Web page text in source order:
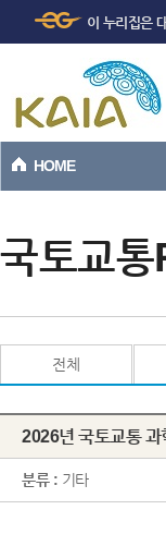
본문바로가기
이 누리집은
HOME
국토교
전체
2026년 국토교통 과
분류 : 기타